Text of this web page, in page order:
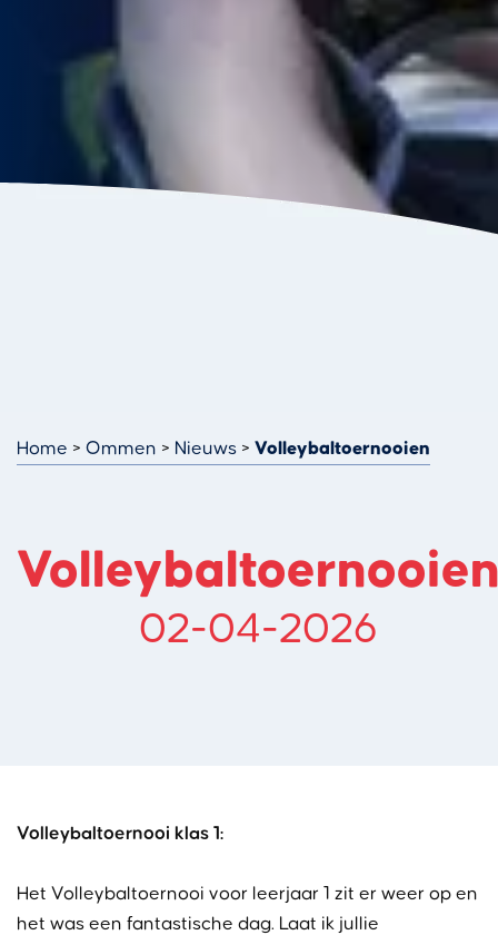
Home Ommen Nieuws Volleybaltoernooien
02-04-2026
Volleybaltoernooi klas 1:
Het Volleybaltoernooi voor leerjaar 1 zit er weer op en
het was een fantastische dag. Laat ik jullie